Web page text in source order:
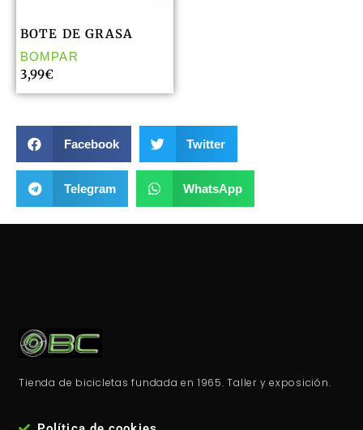
BOTE DE GRASA
BOMPAR
3,99€
Facebook Twitter
Telegram WhatsApp
Tienda de bicicletas fundada en 1965. Taller y exposición.